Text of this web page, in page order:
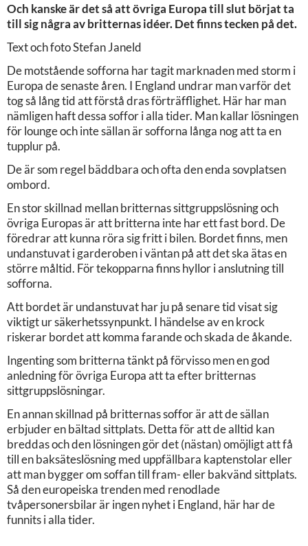
Och kanske är det så att övriga Europa till slut börjat ta
till sig några av britternas idéer. Det finns tecken på det.
Text och foto Stefan Janeld
De motstående sofforna har tagit marknaden med storm i
Europa de senaste åren. I England undrar man varför det
tog så lång tid att förstå dras förträfflighet. Här har man
nämligen haft dessa soffor i alla tider. Man kallar lösningen
för lounge och inte sällan är sofforna långa nog att ta en
tupplur på.
De är som regel bäddbara och ofta den enda sovplatsen
ombord.
En stor skillnad mellan britternas sittgruppslösning och
övriga Europas är att britterna inte har ett fast bord. De
föredrar att kunna röra sig fritt i bilen. Bordet finns, men
undanstuvat i garderoben i väntan på att det ska ätas en
större måltid. För tekopparna finns hyllor i anslutning till
sofforna.
Att bordet är undanstuvat har ju på senare tid visat sig
viktigt ur säkerhetssynpunkt. I händelse av en krock
riskerar bordet att komma farande och skada de åkande.
Ingenting som britterna tänkt på förvisso men en god
anledning för övriga Europa att ta efter britternas
sittgruppslösningar.
En annan skillnad på britternas soffor är att de sällan
erbjuder en bältad sittplats. Detta för att de alltid kan
breddas och den lösningen gör det (nästan) omöjligt att få
till en baksäteslösning med uppfällbara kaptenstolar eller
att man bygger om soffan till fram- eller bakvänd sittplats.
Så den europeiska trenden med renodlade
tvåpersonersbilar är ingen nyhet i England, här har de
funnits i alla tider.